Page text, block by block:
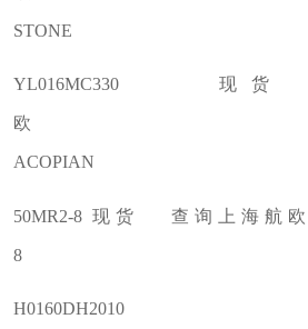
STONE
YL016MC330 现
ACOPIAN
50MR2-8 现货 查询上
8
H0160DH2010 现